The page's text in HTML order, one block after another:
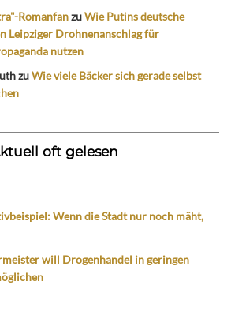
RomanfanzuWie Putins deutsche
Leipziger Drohnenanschlag für
nutzen
zuWie viele Bäcker sich gerade selbst
oft gelesen
Wenn die Stadt nur noch mäht,
will Drogenhandel in geringen